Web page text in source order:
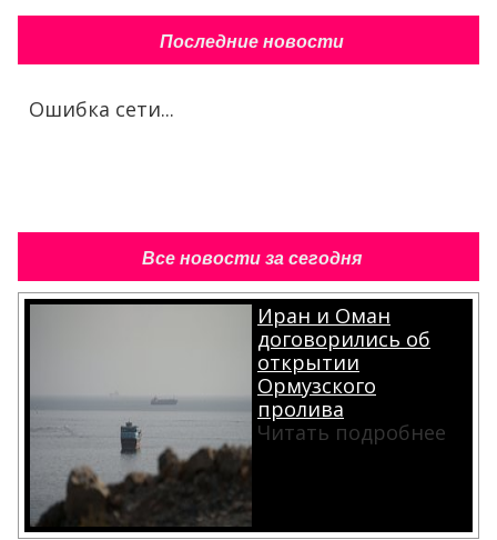
Последние новости
Ошибка сети...
Все новости за сегодня
Иран и Оман
договорились об
открытии
Ормузского
пролива
Читать подробнее